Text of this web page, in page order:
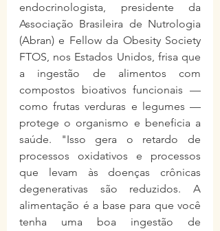
endocrinologista, presidente da
Associação Brasileira de Nutrologia
(Abran) e Fellow da Obesity Society
FTOS, nos Estados Unidos, frisa que
a ingestão de alimentos com
compostos bioativos funcionais —
como frutas verduras e legumes —
protege o organismo e beneficia a
saúde. "Isso gera o retardo de
processos oxidativos e processos
que levam às doenças crônicas
degenerativas são reduzidos. A
alimentação é a base para que você
tenha uma boa ingestão de